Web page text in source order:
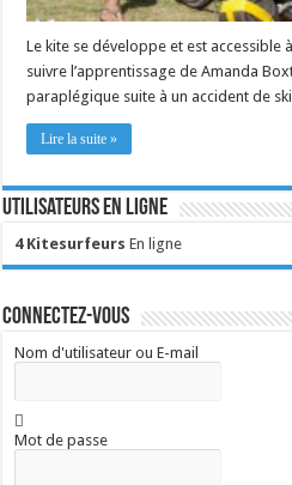
Le kite se développe et est accessible
suivre l’apprentissage de Amanda
paraplégique suite à un accident de
Lire la suite »
Utilisateurs en ligne
4 Kitesurfeurs En ligne
Connectez-vous
Nom d'utilisateur ou E-mail
Mot de passe